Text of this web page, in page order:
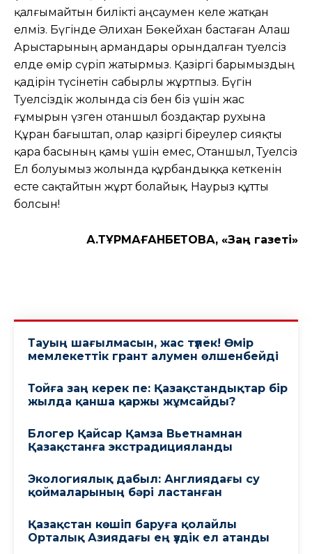
қалғымайтын билікті аңсаумен келе жатқан
елміз. Бүгінде Әлихан Бөкейхан бастаған Алаш
Арыстарының армандары орындалған тәуелсіз
елде өмір сүріп жатырмыз. Қазіргі барымыздың
қадірін түсінетін сабырлы жұртпыз. Бүгін
Тәуелсіздік жолында сіз бен біз үшін жас
ғұмырын үзген отаншыл боздақтар рухына
Құран бағыштап, олар қазіргі біреулер сияқты
қара басының қамы үшін емес, Отаншыл, Тәуелсіз
Ел болуымыз жолында құрбандыққа кеткенін
есте сақтайтын жұрт болайық. Наурыз құтты
болсын!
А.ТҰРМАҒАНБЕТОВА, «Заң газеті»
Тауың шағылмасын, жас түлек! Өмiр
мемлекеттiк грант алумен өлшенбейдi
Тойға заң керек пе: Қазақстандықтар бір
жылда қанша қаржы жұмсайды?
Блогер Қайсар Қамза Вьетнамнан
Қазақстанға экстрадицияланды
Экологиялық дабыл: Англиядағы су
қоймаларының бәрі ластанған
Қазақстан көшіп баруға қолайлы
Орталық Азиядағы ең үздік ел атанды